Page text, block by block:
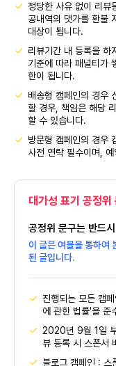
정당한 사유 없이 리뷰
공내역의 댓가를 환불
대상이 됩니다.
리뷰기간 내 등록을 하
기준에 따라 패널티가
한이 됩니다.
배송형 캠페인의 경우
할 경우, 책임은 해당
할 수 있습니다.
방문형 캠페인의 경우
사전 연락 필수이며,
대가성 표기 공정위
공정위 문구는 반드
이 글은 여블을 통하여
된 글입니다.
진행되는 모든 캠
에 관한 법률'을 준
2020년 9월 1일
뷰 등록 시 스폰서
블로그 캠페인 : 스